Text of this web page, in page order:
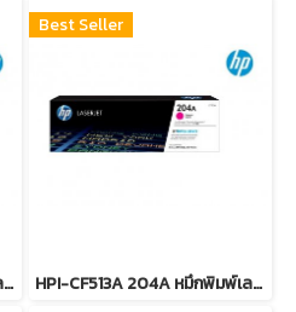
HPI-CF512A 204A หมึกพิมพ์เลเซอร์โทนเนอร์สีเหลือง รับประกันศูนย์บริการของแท้แน่นอน
Best Seller
HPI-CF513A 204A หมึกพิมพ์เลเซอร์โทนเนอร์สีแดง รับประกันศูนย์บริการของแท้แน่นอน